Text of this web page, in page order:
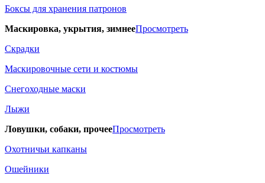
Боксы для хранения патронов
Маскировка, укрытия, зимнееПросмотреть
Скрадки
Маскировочные сети и костюмы
Снегоходные маски
Лыжи
Ловушки, собаки, прочееПросмотреть
Охотничьи капканы
Ошейники